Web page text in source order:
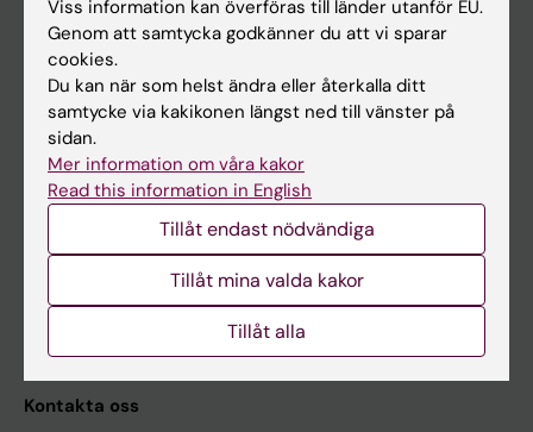
Utbildning
Forskarutbildning
Forskning
Om KI
Redaktionellt material
Medicinsk Vetenskap
Medicinvetarna
The Conversation
Kontakta oss
Viss information kan överföras till länder utanför EU.
Genom att samtycka godkänner du att vi sparar
cookies.
Du kan när som helst ändra eller återkalla ditt
samtycke via kakikonen längst ned till vänster på
sidan.
Mer information om våra kakor
Read this information in English
Tillåt endast nödvändiga
Tillåt mina valda kakor
Tillåt alla